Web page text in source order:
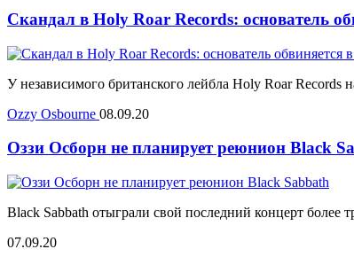
Скандал в Holy Roar Records: основатель
У независимого британского лейбла Holy Roar
Ozzy Osbourne 08.09.20
Оззи Осборн не планирует реюнион Black
Black Sabbath отыграли свой последний концерт более
07.09.20